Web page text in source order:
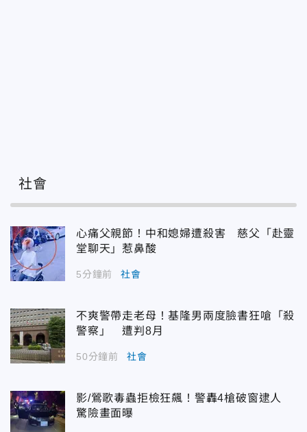
社會
心痛父親節！中和媳婦遭殺害 慈父「赴靈
堂聊天」惹鼻酸
5分鐘前 社會
不爽警帶走老母！基隆男兩度臉書狂嗆「殺
警察」 遭判8月
50分鐘前 社會
影/鶯歌毒蟲拒檢狂飆！警轟4槍破窗逮人
驚險畫面曝